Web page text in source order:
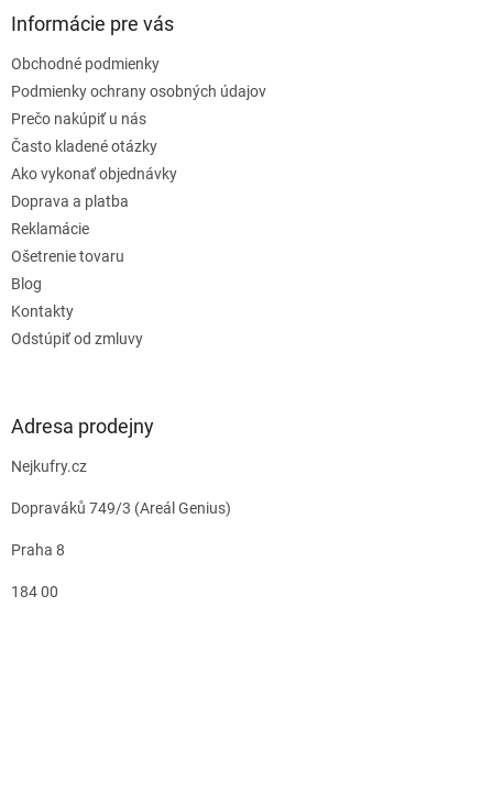
Informácie pre vás
Obchodné podmienky
Podmienky ochrany osobných údajov
Prečo nakúpiť u nás
Často kladené otázky
Ako vykonať objednávky
Doprava a platba
Reklamácie
Ošetrenie tovaru
Blog
Kontakty
Odstúpiť od zmluvy
Adresa prodejny
Nejkufry.cz
Dopraváků 749/3 (Areál Genius)
Praha 8
184 00